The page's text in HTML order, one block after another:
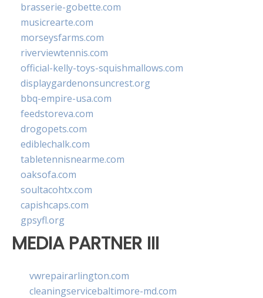
brasserie-gobette.com
musicrearte.com
morseysfarms.com
riverviewtennis.com
official-kelly-toys-squishmallows.com
displaygardenonsuncrest.org
bbq-empire-usa.com
feedstoreva.com
drogopets.com
ediblechalk.com
tabletennisnearme.com
oaksofa.com
soultacohtx.com
capishcaps.com
gpsyfl.org
MEDIA PARTNER III
vwrepairarlington.com
cleaningservicebaltimore-md.com